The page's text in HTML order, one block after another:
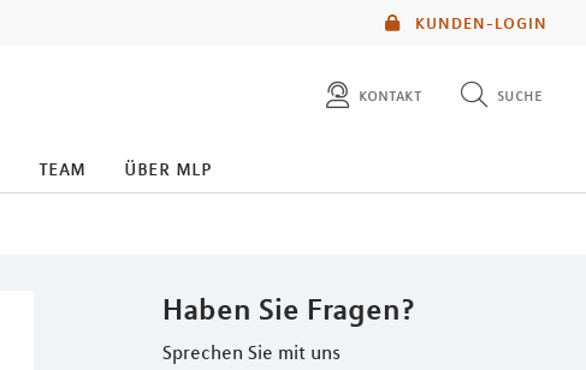
KUNDEN-LOGIN
kontakt suche
team über mlp
Haben Sie Fragen?
Sprechen Sie mit uns